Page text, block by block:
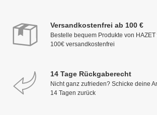
Versandkostenfrei ab 100 €
Bestelle bequem Produkte von
100€ versandkostenfrei
14 Tage Rückgaberecht
Nicht ganz zufrieden? Schicke deine
14 Tagen zurück